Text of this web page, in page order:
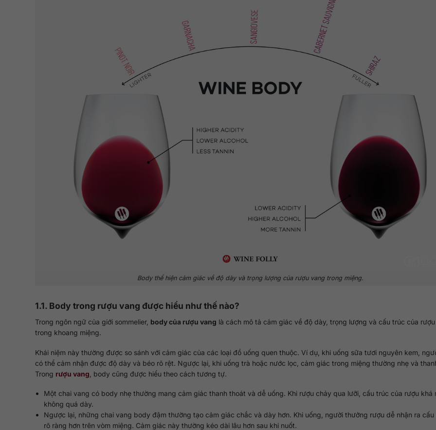
Body thể hiện cảm giác về độ dày và trọng lượng của rượu vang trong miệng.
1.1. Body trong rượu vang được hiểu như thế nào?
Trong ngôn ngữ của giới sommelier, body của rượu vang là cách mô tả cảm giác về độ dày, trọng lượng và cấu trúc của rượu
trong khoang miệng.
Khái niệm này thường được so sánh với cảm giác của các loại đồ uống quen thuộc. Ví dụ, khi uống sữa tươi nguyên kem,
có thể cảm nhận được độ dày và béo rõ rệt. Ngược lại, khi uống trà hoặc nước lọc, cảm giác trong miệng thường nhẹ và
Trong rượu vang , body cũng được hiểu theo cách tương tự.
Một chai vang có body nhẹ thường mang cảm giác thanh thoát và dễ uống. Khi rượu chảy qua lưỡi, cấu trúc của rượu khá
không quá dày.
Ngược lại, những chai vang body đậm thường tạo cảm giác chắc và dày hơn. Khi uống, người thưởng rượu dễ nhận ra cấu
rõ ràng hơn trên vòm miệng. Cảm giác này thường kéo dài lâu hơn sau khi nuốt.